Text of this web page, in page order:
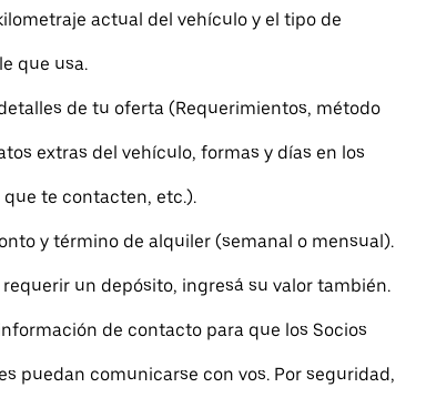
actual del vehículo y el tipo de
que usa.
de tu oferta (Requerimientos, método
extras del vehículo, formas y días en los
te contacten, etc.).
y término de alquiler (semanal o mensual).
requerir un depósito, ingresá su valor también.
de contacto para que los Socios
puedan comunicarse con vos. Por seguridad,